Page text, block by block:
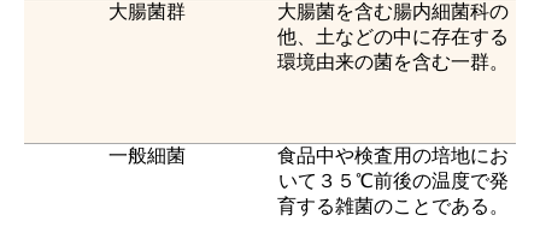
大腸菌群
大腸菌を含む腸内細菌科の
他、土などの中に存在する
環境由来の菌を含む一群。
一般細菌
食品中や検査用の培地にお
いて３５℃前後の温度で発
育する雑菌のことである。